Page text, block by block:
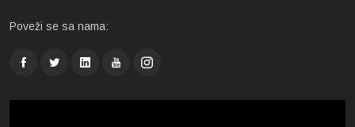
Poveži se sa nama: